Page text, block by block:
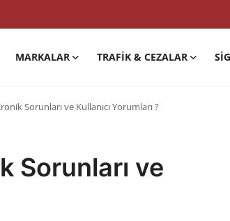
MARKALAR TRAFIK & CEZALAR
Sorunları ve Kullanıcı Yorumları ?
Sorunları ve